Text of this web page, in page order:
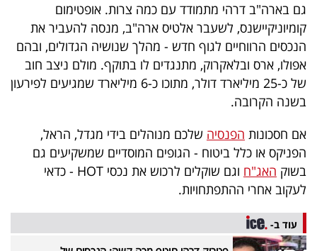
גם בארה"ב דרהי מתמודד עם כמה צרות. אופטימום
קומיוניקיישנס, לשעבר אלטיס ארה"ב, מנסה להעביר את
הנכסים הרווחיים לגוף חדש - מהלך שנושיה הגדולים, ובהם
אפולו, ארס ובלאקרוק, מתנגדים לו בתוקף. מולם ניצב חוב
של כ-25 מיליארד דולר, מתוכו כ-6 מיליארד שמגיעים לפירעון
בשנה הקרובה.
אם חסכונות הפנסיה שלכם מנוהלים בידי מגדל, הראל,
הפניקס או כלל ביטוח - הגופים המוסדיים שמשקיעים גם
בשוק האג"ח
וגם שוקלים לרכוש את נכסי HOT - כדאי
לעקוב אחרי ההתפתחויות.
עוד ב-